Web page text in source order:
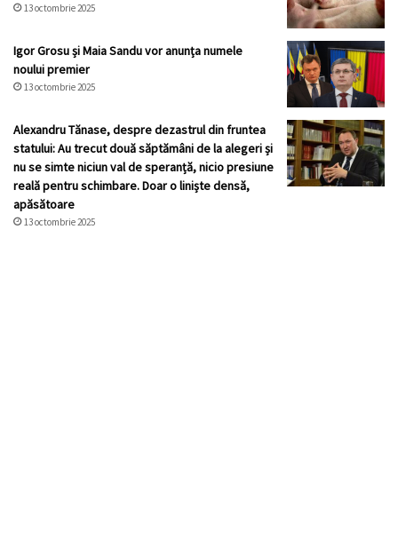
13 octombrie 2025
Igor Grosu și Maia Sandu vor anunța numele
noului premier
13 octombrie 2025
Alexandru Tănase, despre dezastrul din fruntea
statului: Au trecut două săptămâni de la alegeri și
nu se simte niciun val de speranță, nicio presiune
reală pentru schimbare. Doar o liniște densă,
apăsătoare
13 octombrie 2025